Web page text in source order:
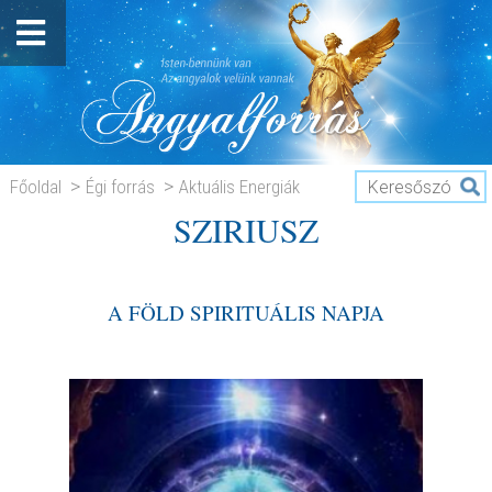
Főoldal Égi forrás
Aktuális Energiák
SZIRIUSZ
A FÖLD SPIRITUÁLIS NAPJA